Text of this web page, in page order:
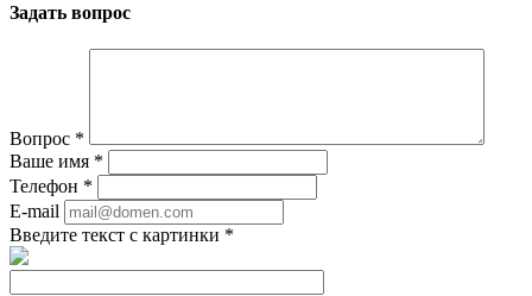
Задать вопрос
Вопрос *
Ваше имя *
Телефон *
E-mail
Введите текст с картинки *